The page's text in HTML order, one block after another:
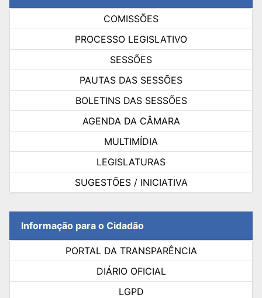
COMISSÕES
PROCESSO LEGISLATIVO
SESSÕES
PAUTAS DAS SESSÕES
BOLETINS DAS SESSÕES
AGENDA DA CÂMARA
MULTIMÍDIA
LEGISLATURAS
SUGESTÕES / INICIATIVA
Informação para o Cidadão
PORTAL DA TRANSPARÊNCIA
DIÁRIO OFICIAL
LGPD